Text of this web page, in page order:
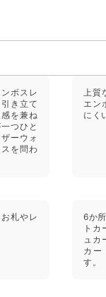
ボスレ
き立て
を兼ね
つひと
ーウォ
を問わ
上質
エン
にく
札やレ
6か
ト
ュカ
カー
す。